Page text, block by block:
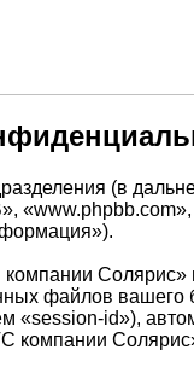
(в
файлов
«session-id»),